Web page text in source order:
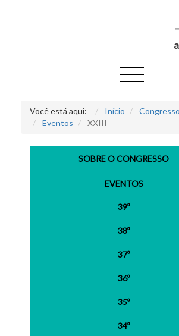
Você está aqui: Início
Eventos
XXIII
SOBRE O CONGRESSO
EVENTOS
39º
38º
37º
36º
35º
34º